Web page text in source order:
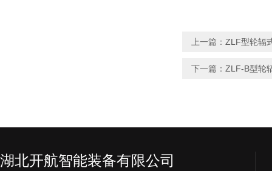
上一篇： ZLF型轮辐
下一篇： ZLF-B型轮
湖北开航智能装备有限公司